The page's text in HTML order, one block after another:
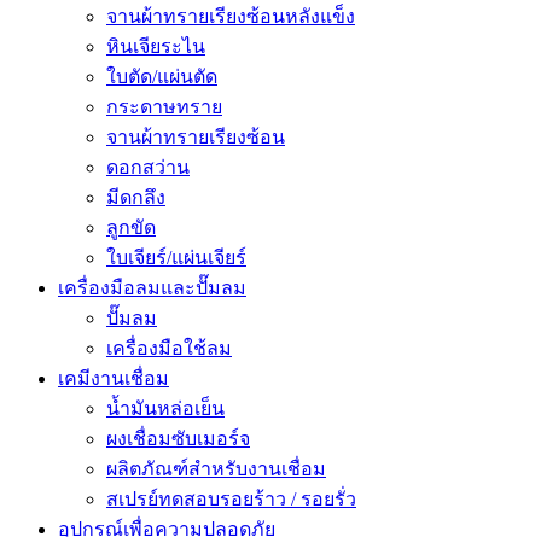
จานผ้าทรายเรียงซ้อนหลังแข็ง
หินเจียระไน
ใบตัด/แผ่นตัด
กระดาษทราย
จานผ้าทรายเรียงซ้อน
ดอกสว่าน
มีดกลึง
ลูกขัด
ใบเจียร์/แผ่นเจียร์
เครื่องมือลมและปั๊มลม
ปั๊มลม
เครื่องมือใช้ลม
เคมีงานเชื่อม
น้ำมันหล่อเย็น
ผงเชื่อมซับเมอร์จ
ผลิตภัณฑ์สำหรับงานเชื่อม
สเปรย์ทดสอบรอยร้าว / รอยรั่ว
อุปกรณ์เพื่อความปลอดภัย